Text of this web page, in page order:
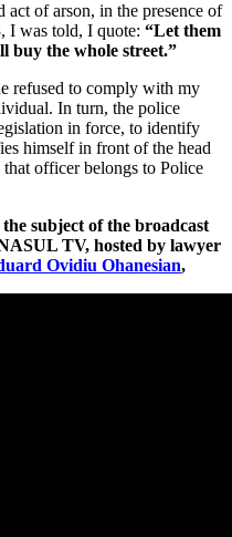
act of arson, in the presence of
I was told, I quote: “Let them
buy the whole street.”
refused to comply with my
In turn, the police
in force, to identify
himself in front of the head
officer belongs to Police
subject of the broadcast
TV, hosted by lawyer
Ovidiu Ohanesian,